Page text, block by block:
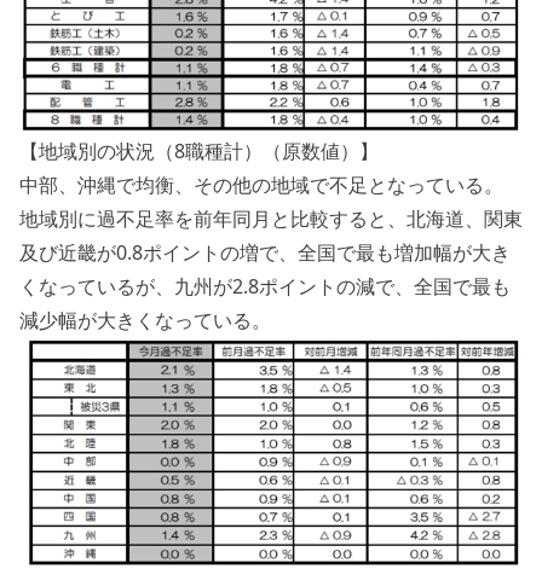
【地域別の状況（8職種計）（原数値）】
中部、沖縄で均衡、その他の地域で不足となっている。
地域別に過不足率を前年同月と比較すると、北海道、関東
及び近畿が0.8ポイントの増で、全国で最も増加幅が大き
くなっているが、九州が2.8ポイントの減で、全国で最も
減少幅が大きくなっている。